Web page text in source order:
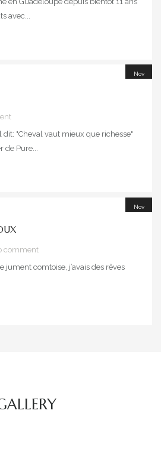
avec...
Nov
"Cheval vaut mieux que richesse"
de Pure...
Nov
comment
jument comtoise, j’avais des rêves